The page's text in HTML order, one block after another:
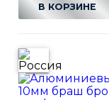
В КОРЗИНЕ